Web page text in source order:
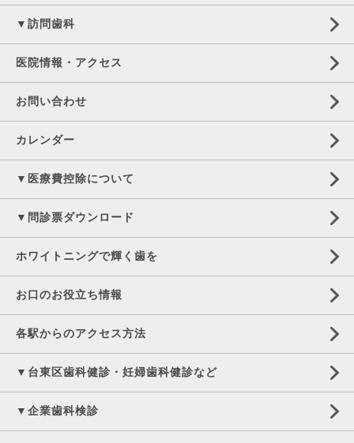
▼訪問歯科
医院情報・アクセス
お問い合わせ
カレンダー
▼医療費控除について
▼問診票ダウンロード
ホワイトニングで輝く歯を
お口のお役立ち情報
各駅からのアクセス方法
▼台東区歯科健診・妊婦歯科健診など
▼企業歯科検診